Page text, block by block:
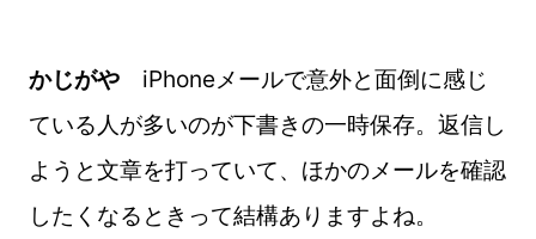
かじがや iPhoneメールで意外と面倒に感じ
ている人が多いのが下書きの一時保存。返信し
ようと文章を打っていて、ほかのメールを確認
したくなるときって結構ありますよね。